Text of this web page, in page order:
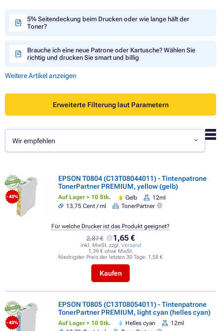
5% Seitendeckung beim Drucken oder wie lange hält der
Toner?
Brauche ich eine neue Patrone oder Kartusche? Wählen Sie
richtig und drucken Sie smart und billig
Weitere Artikel anzeigen
Erweiterte Filterung laut Parametern
Wir empfehlen
- 43%
EPSON T0804 (C13T08044011) - Tintenpatrone
TonerPartner PREMIUM, yellow (gelb)
Auf Lager > 10 Stk. Gelb
12ml
13,75 Cent / ml
TonerPartner
2,87 € 1,65 €
inkl. MwSt. zzgl. Versand
1,39 € ohne MwSt.
Niedrigster Preis der letzten 30 Tage: 1,58 €
Kaufen
Für welche Drucker ist das Produkt geeignet?
- 43%
EPSON T0805 (C13T08054011) - Tintenpatrone
TonerPartner PREMIUM, light cyan (helles cyan)
Auf Lager > 10 Stk. Helles cyan
12ml